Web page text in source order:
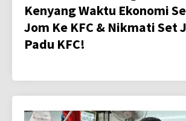
Kenyang Waktu Ekonomi
Jom Ke KFC & Nikmati Set
Padu KFC!